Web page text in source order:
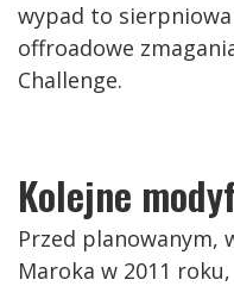
wypad to
offroadowe
Challenge.
Kolejne
Przed planowanym,
Maroka w 2011